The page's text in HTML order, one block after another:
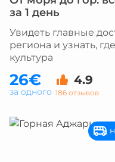
за 1 день
Увидеть главные
региона и узнать,
культура
26€ 4.9
186 отзывов
за одного